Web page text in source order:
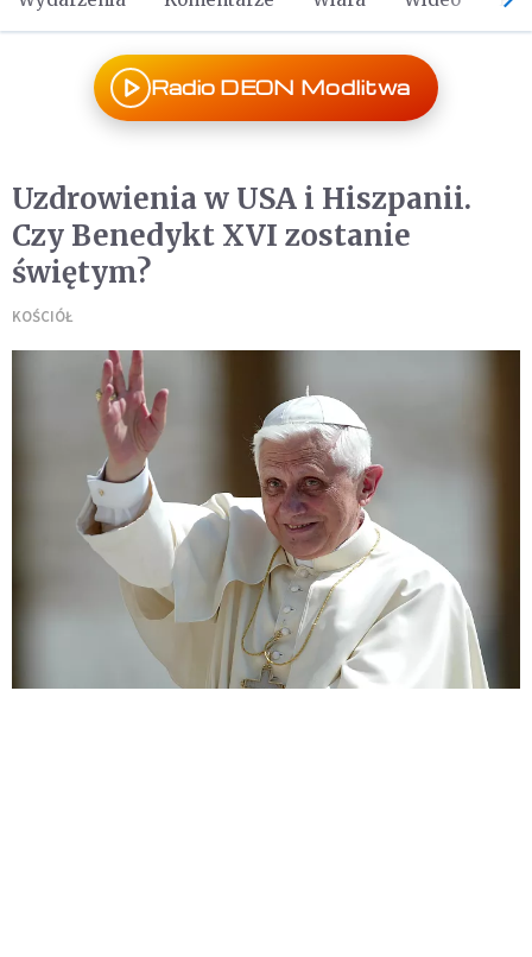
Radio DEON Modlitwa
Uzdrowienia w USA i Hiszpanii.
Czy Benedykt XVI zostanie
świętym?
KOŚCIÓŁ